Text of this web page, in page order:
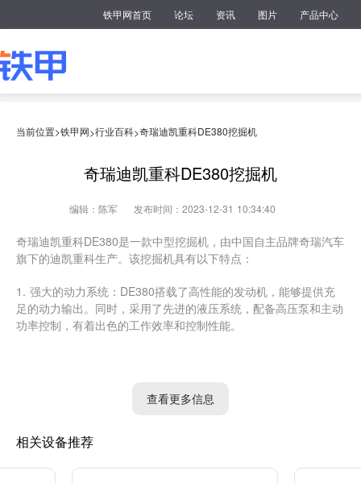
铁甲网首页 论坛 资讯 图片 产品中心
当前位置>铁甲网>行业百科>奇瑞迪凯重科DE380挖掘机
奇瑞迪凯重科DE380挖掘机
编辑：陈军 发布时间：2023-12-31 10:34:40
奇瑞迪凯重科DE380是一款中型挖掘机，由中国自主品牌奇瑞汽车
旗下的迪凯重科生产。该挖掘机具有以下特点：
1. 强大的动力系统：DE380搭载了高性能的发动机，能够提供充
足的动力输出。同时，采用了先进的液压系统，配备高压泵和主动
功率控制，有着出色的工作效率和控制性能。
计，能够适应各种复杂的工作条件。
灵活转向和前进。同时，采用了先进的无级变速器和油电操控技
查看更多信息
相关设备推荐